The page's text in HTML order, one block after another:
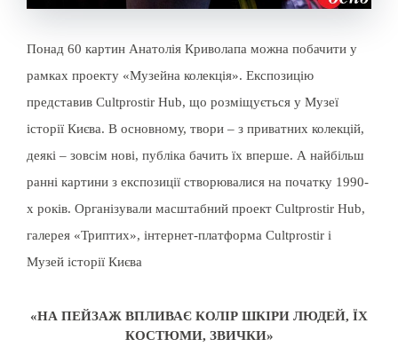
Понад 60 картин Анатолія Криволапа можна побачити у
рамках проекту «Музейна колекція». Експозицію
представив Cultprostir Hub, що розміщується у Музеї
історії Києва. В основному, твори – з приватних колекцій,
деякі – зовсім нові, публіка бачить їх вперше. А найбільш
ранні картини з експозиції створювалися на початку 1990-
х років. Організували масштабний проект Cultprostir Hub,
галерея «Триптих», інтернет-платформа Cultprostir і
Музей історії Києва
«НА ПЕЙЗАЖ ВПЛИВАЄ КОЛІР ШКІРИ ЛЮДЕЙ, ЇХ
КОСТЮМИ, ЗВИЧКИ»